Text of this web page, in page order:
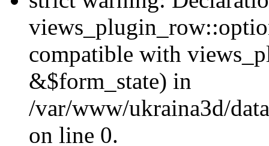
compatible with
&$form_state) in
/var/www/ukraina3d/
on line 0.